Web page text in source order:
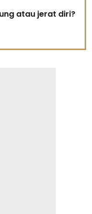
atau jerat diri?